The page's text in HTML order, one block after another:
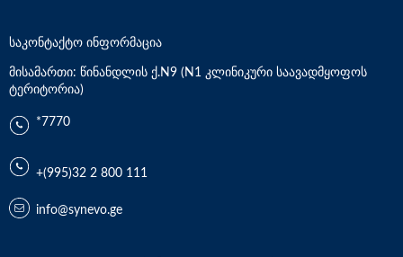
საკონტაქტო ინფორმაცია
მისამართი: წინანდლის ქ.N9 (N1 კლინიკური საავადმყოფოს
ტერიტორია)
*7770
+(995)32 2 800 111
info@synevo.ge